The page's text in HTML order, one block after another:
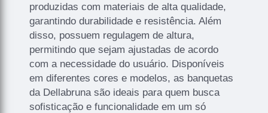
produzidas com materiais de alta qualidade,
garantindo durabilidade e resistência. Além
disso, possuem regulagem de altura,
permitindo que sejam ajustadas de acordo
com a necessidade do usuário. Disponíveis
em diferentes cores e modelos, as banquetas
da Dellabruna são ideais para quem busca
sofisticação e funcionalidade em um só